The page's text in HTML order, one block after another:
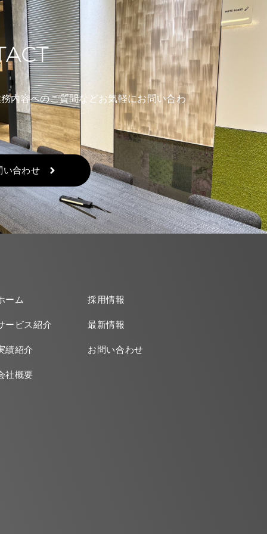
内容へのご質問などお気軽にお問い合わ
い合わせ
ーム
ービス紹介
績紹介
社概要
採用情報
最新情報
お問い合わせ